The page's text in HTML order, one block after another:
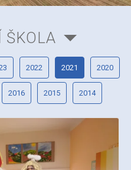
ŠKOLA
2022 2021 2020
2016 2015 2014